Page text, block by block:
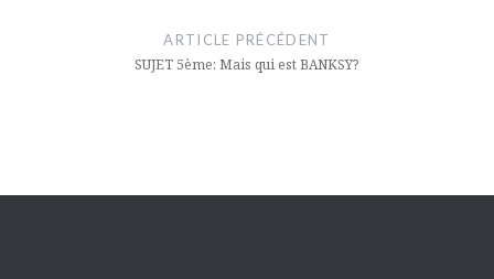
ARTICLE PRÉCÉDENT
SUJET 5ème: Mais qui est BANKSY?